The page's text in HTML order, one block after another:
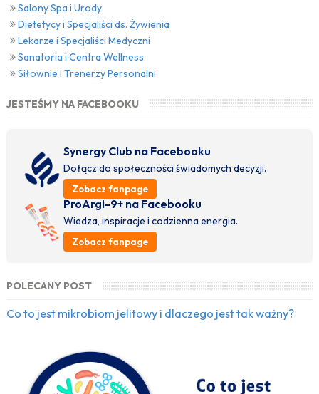
Salony Spa i Urody
Dietetycy i Specjaliści ds. Żywienia
Lekarze i Specjaliści Medyczni
Sanatoria i Centra Wellness
Siłownie i Trenerzy Personalni
JESTEŚMY NA FACEBOOKU
Synergy Club na Facebooku
Dołącz do społeczności świadomych decyzji.
Zobacz fanpage
ProArgi-9+ na Facebooku
Wiedza, inspiracje i codzienna energia.
Zobacz fanpage
POLECANY POST
Co to jest mikrobiom jelitowy i dlaczego jest tak ważny?